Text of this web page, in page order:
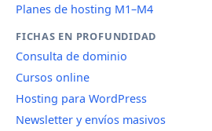
Planes de hosting M1–M4
FICHAS EN PROFUNDIDAD
Consulta de dominio
Cursos online
Hosting para WordPress
Newsletter y envíos masivos